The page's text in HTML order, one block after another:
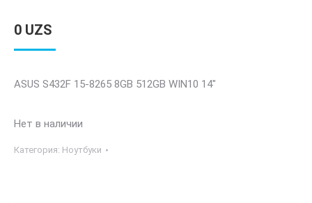
0 UZS
ASUS S432F 15-8265 8GB 512GB WIN10 14″
Нет в наличии
Категория: Ноутбуки